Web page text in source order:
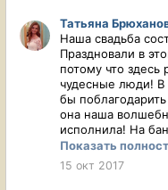
мероприятие
Спасибо большое
вечера! Спасибо
для
удовольствием
комфортный,
вашему
и развития!
помогли всё
Сюрпризы не
нашим подарком
номер в отеле
приятный бонус,
подарки мы
целости и
было очень
заботу!
Татьяна
Наша свадьба
Праздновали в
потому что
чудесные люди! В
бы
она наша
исполнила! На
попробовать из
было очень
Показать
15 окт 2017